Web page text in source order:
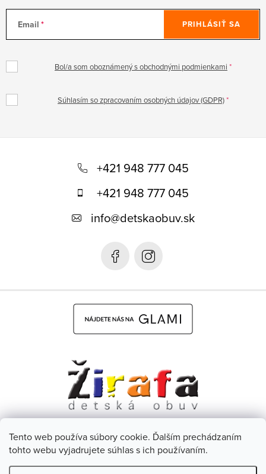
Tento web používa súbory cookie. Ďalším prechádzaním
tohto webu vyjadrujete súhlas s ich používaním.
Email
Bol/a som oboznámený s obchodnými podmienkami
Súhlasím so zpracovaním osobných údajov (GDPR)
PRIHLÁSIŤ SA
+421 948 777 045
+421 948 777 045
info@detskaobuv.sk
Dětská obuv Žirafa - CZ Facebook